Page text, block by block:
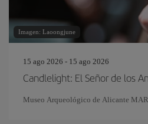
Imagen: Laoongjune
15 ago 2026 - 15 ago 2026
Candlelight: El Señor de los
Museo Arqueológico de Alicante